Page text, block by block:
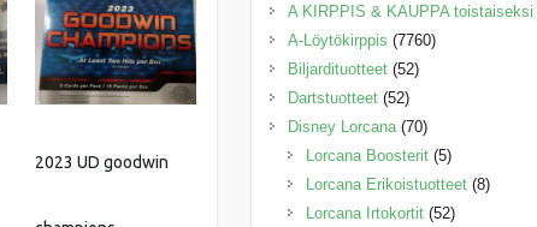
2023 UD goodwin
A KIRPPIS & KAUPPA toistaiseksi
A-Löytökirppis (7760)
Biljardituotteet (52)
Dartstuotteet (52)
Disney Lorcana (70)
Lorcana Boosterit (5)
Lorcana Erikoistuotteet (8)
Lorcana Irtokortit (52)